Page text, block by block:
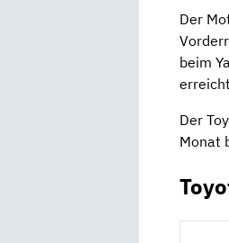
Der
beim
Der
Monat